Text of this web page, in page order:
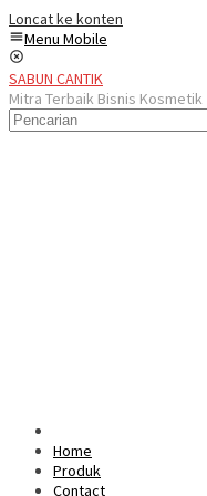
Loncat ke konten
Menu Mobile
SABUN CANTIK
Mitra Terbaik Bisnis Kosmetik
Home
Produk
Contact